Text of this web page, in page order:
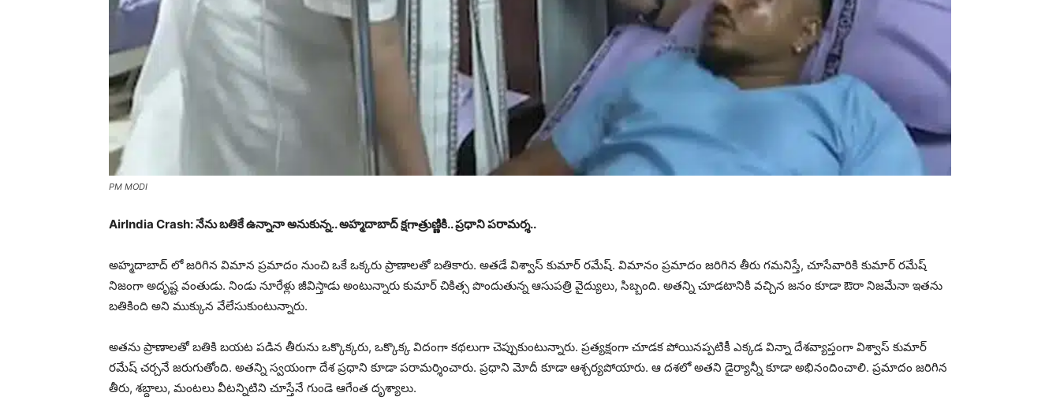
PM MODI
AirIndia Crash: నేను బతికే ఉన్నానా అనుకున్న.. అహ్మదాబాద్ క్షగాత్రుణ్ణికి.. ప్రధాని పరామర్శ..
అహ్మదాబాద్ లో జరిగిన విమాన ప్రమాదం నుంచి ఒకే ఒక్కరు ప్రాణాలతో బతికారు. అతడే విశ్వాస్ కుమార్ రమేష్. విమానం ప్రమాదం జరిగిన తీరు గమనిస్తే, చూసేవారికి కుమార్ రమేష్
నిజంగా అదృష్ట వంతుడు. నిండు నూరేళ్లు జీవిస్తాడు అంటున్నారు కుమార్ చికిత్స పొందుతున్న ఆసుపత్రి వైద్యులు, సిబ్బంది. అతన్ని చూడటానికి వచ్చిన జనం కూడా ఔరా నిజమేనా ఇతను
బతికింది అని ముక్కున వేలేసుకుంటున్నారు.
అతను ప్రాణాలతో బతికి బయట పడిన తీరును ఒక్కొక్కరు, ఒక్కొక్క విదంగా కథలుగా చెప్పుకుంటున్నారు. ప్రత్యక్షంగా చూడక పోయినప్పటికీ ఎక్కడ విన్నా దేశవ్యాప్తంగా విశ్వాస్ కుమార్
రమేష్ చర్చనే జరుగుతోంది. అతన్ని స్వయంగా దేశ ప్రధాని కూడా పరామర్శించారు. ప్రధాని మోదీ కూడా ఆశ్చర్యపోయారు. ఆ దశలో అతని డైర్యాన్నీ కూడా అభినందించాలి. ప్రమాదం జరిగిన
తీరు, శబ్దాలు, మంటలు వీటన్నిటిని చూస్తేనే గుండె ఆగేంత దృశ్యాలు.